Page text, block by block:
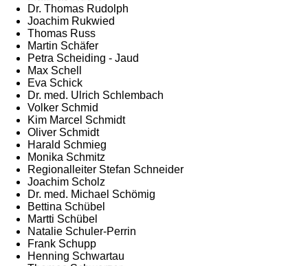
Dr. Thomas Rudolph
Joachim Rukwied
Thomas Russ
Martin Schäfer
Petra Scheiding - Jaud
Max Schell
Eva Schick
Dr. med. Ulrich Schlembach
Volker Schmid
Kim Marcel Schmidt
Oliver Schmidt
Harald Schmieg
Monika Schmitz
Regionalleiter Stefan Schneider
Joachim Scholz
Dr. med. Michael Schömig
Bettina Schübel
Martti Schübel
Natalie Schuler-Perrin
Frank Schupp
Henning Schwartau